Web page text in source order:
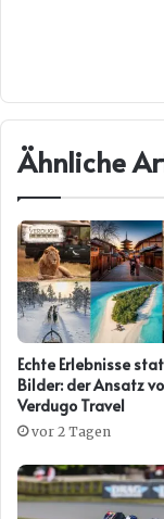
Ähnliche
Echte Erlebnisse
Bilder: der Ansatz
Verdugo Travel
vor 2 Tagen